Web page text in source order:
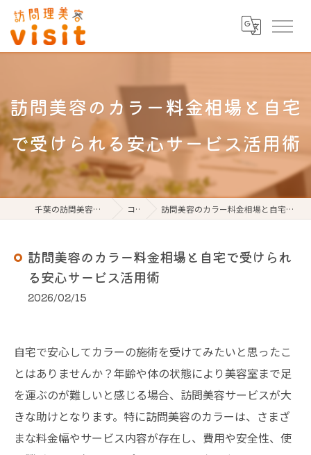
訪問美容のカラー料金相場と自宅
で受けられる安心サービス活用術
千葉の訪問美容なら訪問理美容visit コラム 訪問美容のカラー料金相場と自宅で受けられる安心サービス活用術
訪問美容のカラー料金相場と自宅で受けられ
る安心サービス活用術
2026/02/15
自宅で安心してカラーの施術を受けてみたいと思ったこ
とはありませんか？年齢や体の状態により美容室まで足
を運ぶのが難しいと感じる場合、訪問美容サービスが大
きな助けとなります。特に訪問美容のカラーは、さまざ
まな料金幅やサービス内容が存在し、費用や安全性、使